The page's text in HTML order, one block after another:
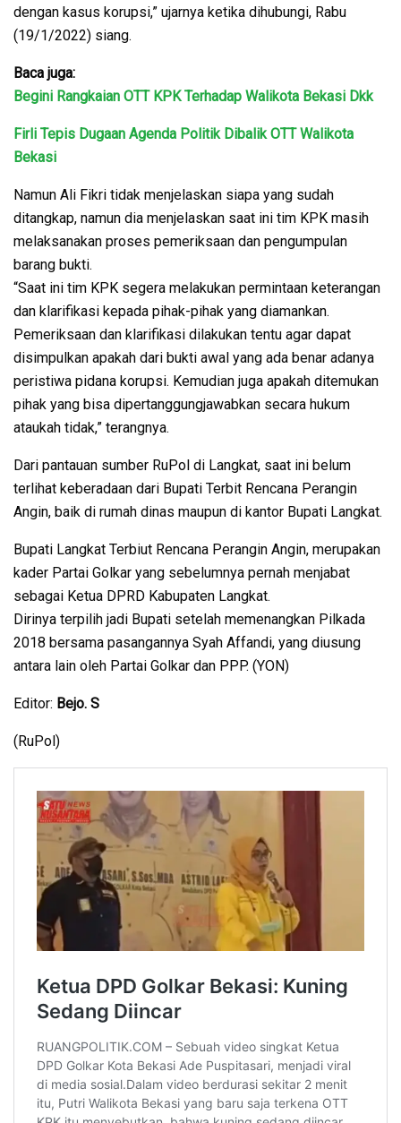
dengan kasus korupsi,” ujarnya ketika dihubungi, Rabu
(19/1/2022) siang.
Baca juga:
Begini Rangkaian OTT KPK Terhadap Walikota Bekasi Dkk
Firli Tepis Dugaan Agenda Politik Dibalik OTT Walikota
Bekasi
Namun Ali Fikri tidak menjelaskan siapa yang sudah
ditangkap, namun dia menjelaskan saat ini tim KPK masih
melaksanakan proses pemeriksaan dan pengumpulan
barang bukti.
“Saat ini tim KPK segera melakukan permintaan keterangan
dan klarifikasi kepada pihak-pihak yang diamankan.
Pemeriksaan dan klarifikasi dilakukan tentu agar dapat
disimpulkan apakah dari bukti awal yang ada benar adanya
peristiwa pidana korupsi. Kemudian juga apakah ditemukan
pihak yang bisa dipertanggungjawabkan secara hukum
ataukah tidak,” terangnya.
Dari pantauan sumber RuPol di Langkat, saat ini belum
terlihat keberadaan dari Bupati Terbit Rencana Perangin
Angin, baik di rumah dinas maupun di kantor Bupati Langkat.
Bupati Langkat Terbiut Rencana Perangin Angin, merupakan
kader Partai Golkar yang sebelumnya pernah menjabat
sebagai Ketua DPRD Kabupaten Langkat.
Dirinya terpilih jadi Bupati setelah memenangkan Pilkada
2018 bersama pasangannya Syah Affandi, yang diusung
antara lain oleh Partai Golkar dan PPP. (YON)
Editor: Bejo. S
(RuPol)